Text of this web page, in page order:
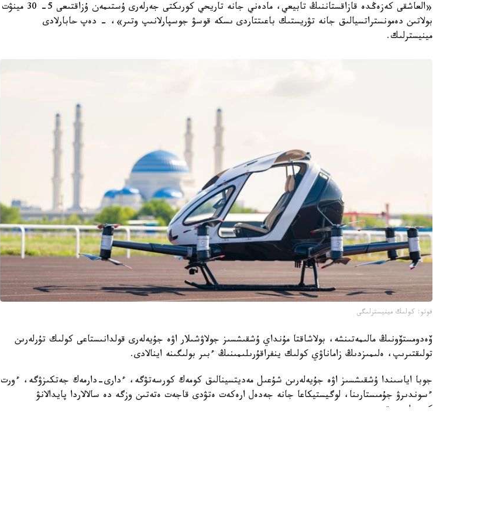
«العاشقى كەزەڭدە قازاقستاننىڭ تابيعي، مادەني جانە تاريحي كورىكتى جەرلەرى ۇستىمەن ۇزاقتىعى 5- 30 مينۋت
بولاتىن دەمونستراتسيالىق جانە تۋريستىك باعىتتاردى ىسكە قوسۋ جوسپارلانىپ وتىر»، - دەپ حابارلادى
مينيسترلىك.
فوتو: كولىك مينيسترلىگى
ۆەدومستۆونىڭ مالىمەتىنشە، بولاشاقتا مۇنداي ۇشقىشسىز جولاۋشىلار اۋە جۇيەلەرى قولدانىستاعى كولىك تۇرلەرىن
تولىقتىرىپ، ەلىمىزدىڭ زاماناۋي كولىك ينفراقۇرىلىمىنىڭ ءبىر بولىگىنە اينالادى.
جوبا اياسىندا ۇشقىشسىز اۋە جۇيەلەرىن شۇعىل مەديتسينالىق كومەك كورسەتۋگە، ءدارى-دارمەك جەتكىزۋگە، ءورت
ءسوندىرۋ جۇمىستارىنا، لوگيستيكاعا جانە جەدەل ارەكەت ەتۋدى قاجەت ەتەتىن وزگە دە سالالاردا پايدالانۋ
كوزدەلىپ وتىر.